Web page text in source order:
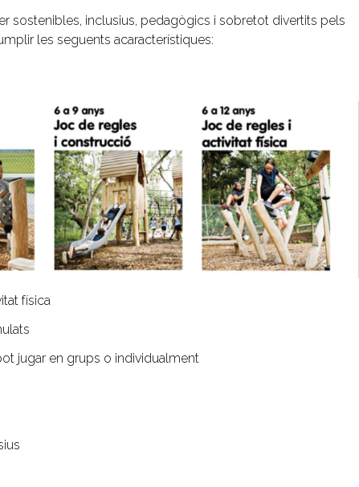
sostenibles, inclusius, pedagògics i sobretot divertits pels
les seguents acaracterístiques:
física
jugar en grups o individualment